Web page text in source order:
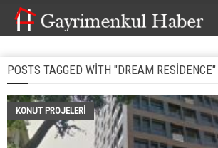
POSTS TAGGED WITH "DREAM RESIDENCE"
KONUT PROJELERI